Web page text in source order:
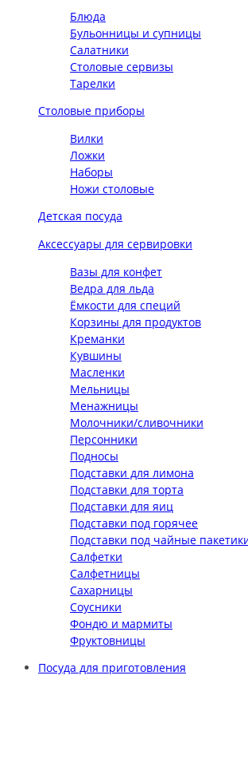
Блюда
Бульонницы и супницы
Салатники
Столовые сервизы
Тарелки
Столовые приборы
Вилки
Ложки
Наборы
Ножи столовые
Детская посуда
Аксессуары для сервировки
Вазы для конфет
Ведра для льда
Ёмкости для специй
Корзины для продуктов
Креманки
Кувшины
Масленки
Мельницы
Менажницы
Молочники/сливочники
Персонники
Подносы
Подставки для лимона
Подставки для торта
Подставки для яиц
Подставки под горячее
Подставки под чайные
Салфетки
Салфетницы
Сахарницы
Соусники
Фондю и мармиты
Фруктовницы
Посуда для приготовления